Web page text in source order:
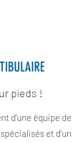
pieds !
d'une équipe de
et d'un